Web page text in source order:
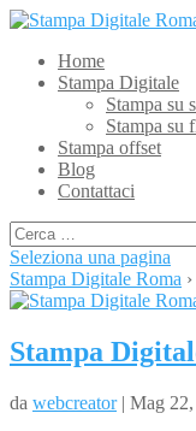
Home
Stampa Digitale
Stampa su
Stampa su
Stampa offset
Blog
Contattaci
Seleziona una pagina
Stampa Digitale Roma ›
Stampa
da webcreator| Mag 22,